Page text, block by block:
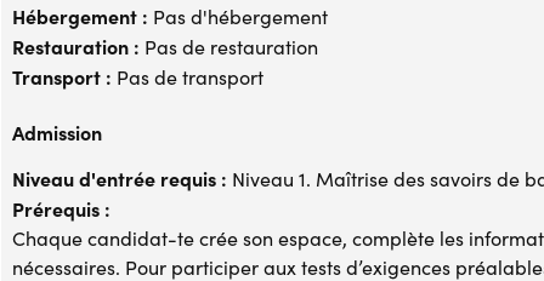
Hébergement : Pas d'hébergement
Restauration : Pas de restauration
Transport : Pas de transport
Admission
Niveau d'entrée requis : Niveau 1. Maîtrise des savoirs de
Prérequis :
Chaque candidat-te crée son espace, complète les
nécessaires. Pour participer aux tests d’exigences